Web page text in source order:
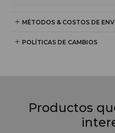
MÉTODOS & COSTOS DE
POLÍTICAS DE CAMBIOS
Productos